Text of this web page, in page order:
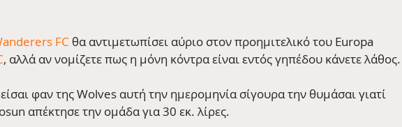
FC θα αντιμετωπίσει αύριο στον προημιτελικό του Europa
, αλλά αν νομίζετε πως η μόνη κόντρα είναι εντός γηπέδου κάνετε λάθος.
φαν της Wolves αυτή την ημερομηνία σίγουρα την θυμάσαι γιατί
απέκτησε την ομάδα για 30 εκ. λίρες.